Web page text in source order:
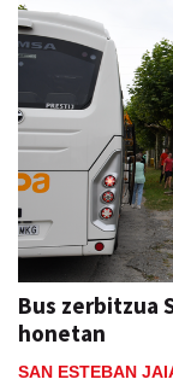
Bus zerbitzua
honetan
SAN ESTEBAN